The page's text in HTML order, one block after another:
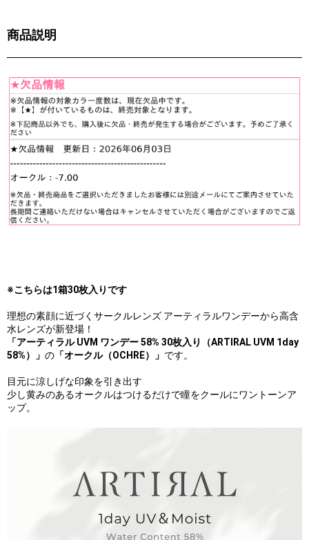
商品説明
※こちらは1箱30枚入りです
理想の素顔に近づくサークルレンズ アーティラルワンデーから高含
水レンズが新登場！
「アーティラル UVM ワンデー 58% 30枚入り（ARTIRAL UVM 1day
58%）」 の 「オークル（OCHRE）」 です。
目元に涼しげな印象を引き出す
少し黄みのあるオークルはつけるだけで瞳をクールにワントーンア
ップ。